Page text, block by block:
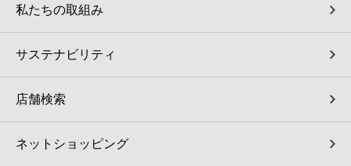
私たちの取組み
サステナビリティ
店舗検索
ネットショッピング